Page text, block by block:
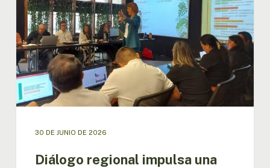
agenda
infraestructura
sostenible
para
la
Amazonía
30 DE JUNIO DE 2026
Diálogo regional impulsa una